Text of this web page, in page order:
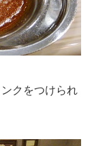
クをつけられ